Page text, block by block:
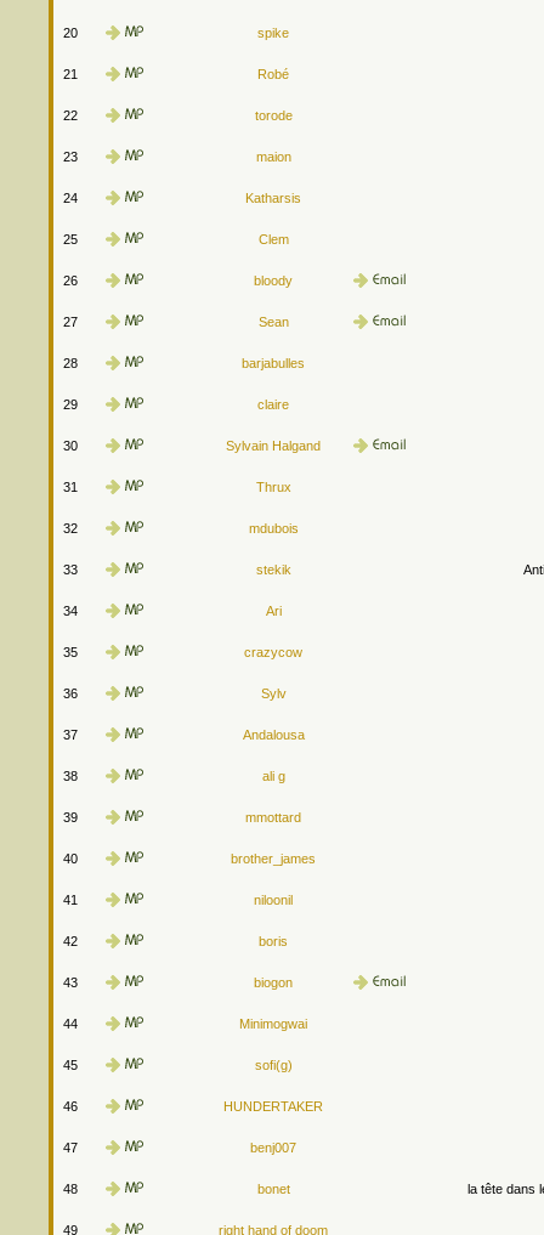
20 spike
21 Robé
22 torode
23 maion
24 Katharsis
25 Clem
26 bloody
27 Sean
28 barjabulles
29 claire
30 Sylvain Halgand
31 Thrux
32 mdubois
33 stekik
34 Ari
35 crazycow
36 Sylv
37 Andalousa
38 ali g
39 mmottard
40 brother_james
41 niloonil
42 boris
43 biogon
44 Minimogwai
45 sofi(g)
46 HUNDERTAKER
47 benj007
48 bonet la tête dans
49 right hand of doom